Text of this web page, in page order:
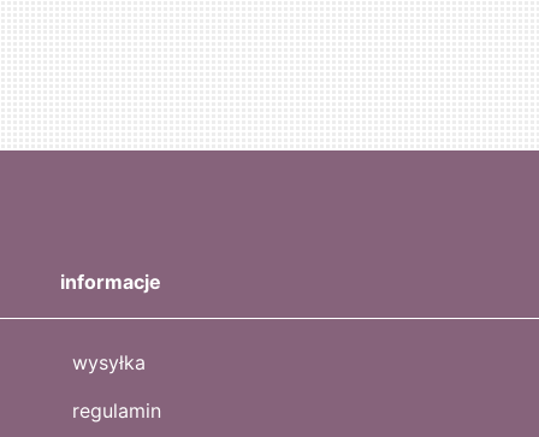
informacje
wysyłka
regulamin